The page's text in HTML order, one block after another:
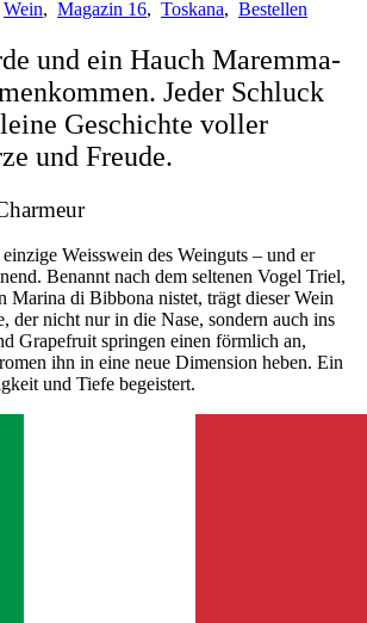
Wein, Magazin 16, Toskana, Bestellen
und ein Hauch Maremma-
Jeder Schluck
Geschichte voller
und Freude.
Weisswein des Weinguts – und er
Benannt nach dem seltenen Vogel Triel,
Marina di Bibbona nistet, trägt dieser Wein
der nicht nur in die Nase, sondern auch ins
Grapefruit springen einen förmlich an,
ihn in eine neue Dimension heben. Ein
und Tiefe begeistert.